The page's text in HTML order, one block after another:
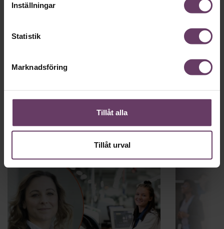
Inställningar
Statistik
Marknadsföring
Tillåt alla
Tillåt urval
Så växer Inission globalt – med
Hur gör man ett ledarskapsprogram som fungerar lika bra i
Tunis som i Munkfors? Receptet när Inission växer till nya
Inspiration från Chefakademin